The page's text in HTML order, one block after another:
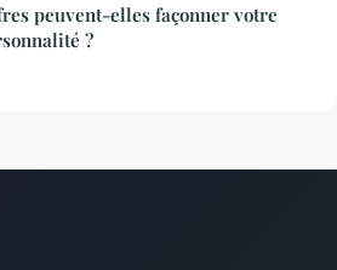
peuvent-elles façonner votre
?